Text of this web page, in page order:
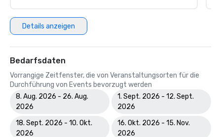
Details anzeigen
Bedarfsdaten
Vorrangige Zeitfenster, die von Veranstaltungsorten für die
Durchführung von Events bevorzugt werden
8. Aug. 2026 - 26. Aug.
2026
1. Sept. 2026 - 12. Sept.
2026
18. Sept. 2026 - 10. Okt.
2026
16. Okt. 2026 - 15. Nov.
2026